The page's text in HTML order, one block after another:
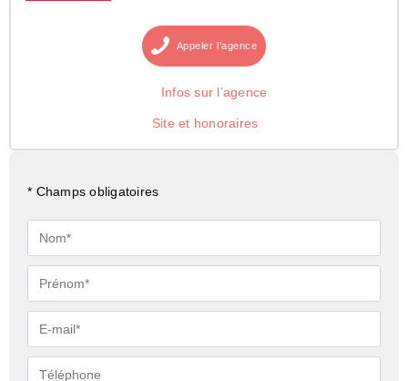
Appeler l’agence
Infos sur l’agence
Site et honoraires
* Champs obligatoires
Nom*
Prénom*
E-
mail*
Téléphone